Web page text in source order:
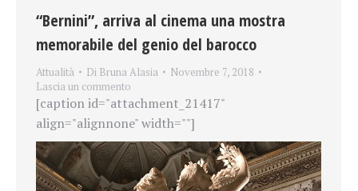
“Bernini”, arriva al cinema una mostra
memorabile del genio del barocco
Attualità Di Bruna Alasia
Novembre 7, 2018
Lascia un commento
[caption id="attachment_21417"
align="alignnone" width=""]